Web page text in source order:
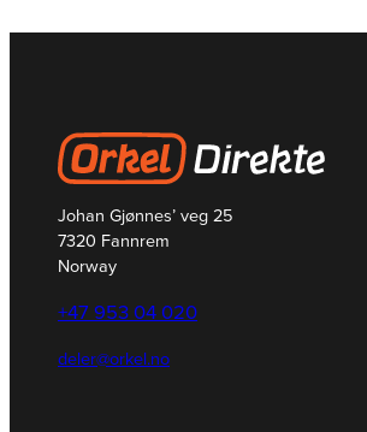
Johan Gjønnes’ veg 25
7320 Fannrem
Norway
+47 953 04 020
deler@orkel.no